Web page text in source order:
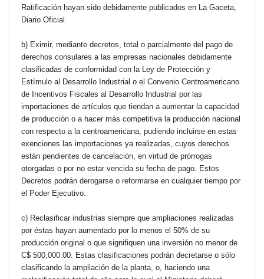
Ratificación hayan sido debidamente publicados en La Gaceta,
Diario Oficial.
b) Eximir, mediante decretos, total o parcialmente del pago de
derechos consulares a las empresas nacionales debidamente
clasificadas de conformidad con la Ley de Protección y
Estímulo al Desarrollo Industrial o el Convenio Centroamericano
de Incentivos Fiscales al Desarrollo Industrial por las
importaciones de artículos que tiendan a aumentar la capacidad
de producción o a hacer más competitiva la producción nacional
con respecto a la centroamericana, pudiendo incluirse en estas
exenciones las importaciones ya realizadas, cuyos derechos
están pendientes de cancelación, en virtud de prórrogas
otorgadas o por no estar vencida su fecha de pago. Estos
Decretos podrán derogarse o reformarse en cualquier tiempo por
el Poder Ejecutivo.
c) Reclasificar industrias siempre que ampliaciones realizadas
por éstas hayan aumentado por lo menos el 50% de su
producción original o que signifiquen una inversión no menor de
C$ 500,000.00. Estas clasificaciones podrán decretarse o sólo
clasificando la ampliación de la planta, o, haciendo una